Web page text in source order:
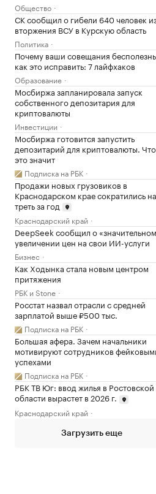
Общество
СК сообщил о гибели 640 человек
вторжения ВСУ в Курскую область
Политика
Почему ваши совещания
как это исправить: 7 лайфхаков
Образование
Мосбиржа запланировала запуск
собственного депозитария для
криптовалюты
Инвестиции
Мосбиржа готовится запустить
депозитарий для криптовалюты. Что
это значит
Подписка на РБК
Продажи новых грузовиков в
Краснодарском крае сократились на
треть за год
Краснодарский край
DeepSeek сообщил о
увеличении цен на свои ИИ-услуги
Бизнес
Как Ходынка стала новым центром
притяжения
РБК и Stone
Росстат назвал отрасли с средней
зарплатой выше ₽500 тыс.
Подписка на РБК
Большая афера. Зачем начальники
мотивируют сотрудников
успехами
Подписка на РБК
РБК ТВ Юг: ввод жилья в Ростовской
области вырастет в 2026 г.
Краснодарский край
Загрузить еще